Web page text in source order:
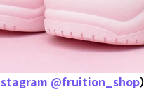
@fruition_shop）